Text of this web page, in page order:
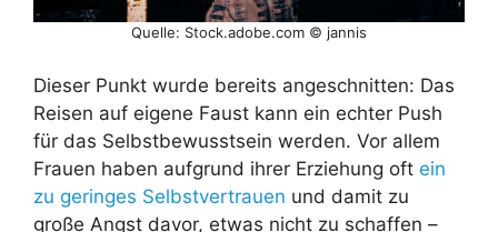
Quelle: Stock.adobe.com © jannis
Dieser Punkt wurde bereits angeschnitten: Das
Reisen auf eigene Faust kann ein echter Push
für das Selbstbewusstsein werden. Vor allem
Frauen haben aufgrund ihrer Erziehung oft ein
zu geringes Selbstvertrauen und damit zu
große Angst davor, etwas nicht zu schaffen –